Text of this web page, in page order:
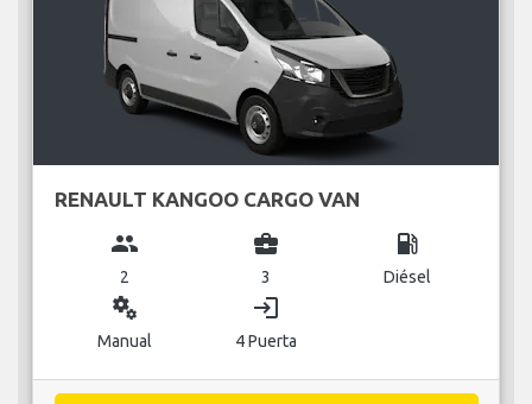
RENAULT KANGOO CARGO VAN
group
2
business_center
3
local_gas_station
Diésel
miscellaneous_services
Manual
login
4 Puerta